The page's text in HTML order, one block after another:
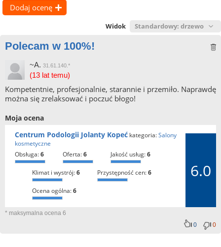
Dodaj ocenę
Widok
Polecam w 100%!
~A. 31.61.140.*
(13 lat temu)
Kompetentnie, profesjonalnie, starannie i przemiło. Naprawdę
można się zrelaksować i poczuć błogo!
Moja ocena
Centrum Podologii Jolanty Kopeć kategoria:Salony
kosmetyczne
obsługa:6 oferta:6 jakość usług:6
klimat i wystrój:6 przystępność cen:6
ocena ogólna:6
6.0
* maksymalna ocena 6
0
0